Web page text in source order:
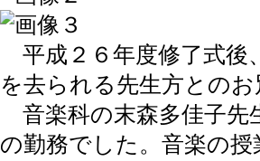
平成２６年度修了式後
を去られる先生方との
音楽科の末森多佳子先
の勤務でした。音楽の